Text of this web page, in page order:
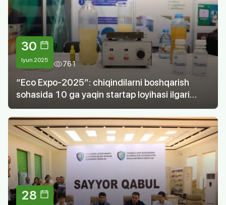
30
Iyun 2025 761
“Eco Expo-2025”: chiqindilarni boshqarish
sohasida 10 ga yaqin startap loyihasi ilgari
surildi
28